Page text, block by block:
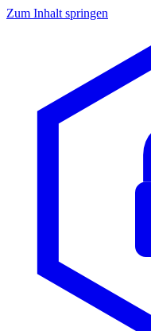
Zum Inhalt springen